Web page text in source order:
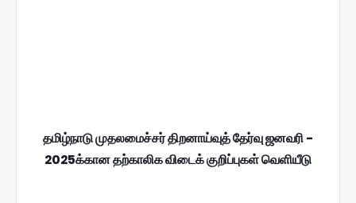
தமிழ்நாடு முதலமைச்சர் திறனாய்வுத் தேர்வு ஜனவரி -
2025க்கான தற்காலிக விடைக் குறிப்புகள் வெளியீடு